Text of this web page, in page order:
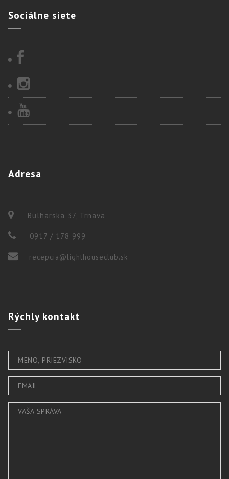
Sociálne siete
Adresa
Bulharska 37, Trnava
0917 / 178 999
recepcia@lighthouseclub.sk
Rýchlykontakt